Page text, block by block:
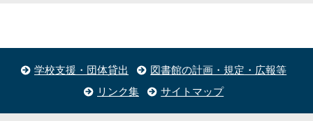
学校支援・団体貸出
図書館の計画・規定・広報等
リンク集
サイトマップ